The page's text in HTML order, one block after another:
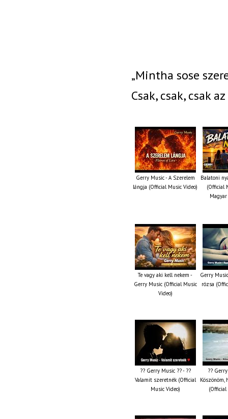
„Mintha sose
Csak, csak, csak
Gerry Music - A Szerelem
lángja (Official Music Video)
Balatoni
(Official
Te vagy aki kell nekem -
Gerry Music (Official Music
Video)
Gerry
rózsa
?? Gerry Music ?? - ??
Valamit szeretnék (Official
Music Video)
??
Köszönöm,
(Official